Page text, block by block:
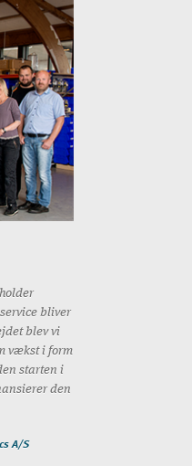
bliver
blev vi
vækst i form
starten i
den
A/S